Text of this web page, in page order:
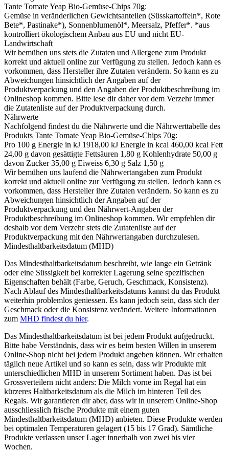
Tante Tomate Yeap Bio-Gemüse-Chips 70g:
Gemüse in veränderlichen Gewichtsanteilen (Süsskartoffeln*, Rote
Bete*, Pastinake*), Sonnenblumenöl*, Meersalz, Pfeffer*. *aus
kontrolliert ökologischem Anbau aus EU und nicht EU-
Landwirtschaft
Wir bemühen uns stets die Zutaten und Allergene zum Produkt
korrekt und aktuell online zur Verfügung zu stellen. Jedoch kann es
vorkommen, dass Hersteller ihre Zutaten verändern. So kann es zu
Abweichungen hinsichtlich der Angaben auf der
Produktverpackung und den Angaben der Produktbeschreibung im
Onlineshop kommen. Bitte lese dir daher vor dem Verzehr immer
die Zutatenliste auf der Produktverpackung durch.
Nährwerte
Nachfolgend findest du die Nährwerte und die Nährwerttabelle des
Produkts Tante Tomate Yeap Bio-Gemüse-Chips 70g:
Pro 100 g Energie in kJ 1918,00 kJ Energie in kcal 460,00 kcal Fett
24,00 g davon gesättigte Fettsäuren 1,80 g Kohlenhydrate 50,00 g
davon Zucker 35,00 g Eiweiss 6,30 g Salz 1,50 g
Wir bemühen uns laufend die Nährwertangaben zum Produkt
korrekt und aktuell online zur Verfügung zu stellen. Jedoch kann es
vorkommen, dass Hersteller ihre Zutaten verändern. So kann es zu
Abweichungen hinsichtlich der Angaben auf der
Produktverpackung und den Nährwert-Angaben der
Produktbeschreibung im Onlineshop kommen. Wir empfehlen dir
deshalb vor dem Verzehr stets die Zutatenliste auf der
Produktverpackung mit den Nährwertangaben durchzulesen.
Mindesthaltbarkeitsdatum (MHD)
Das Mindesthaltbarkeitsdatum beschreibt, wie lange ein Getränk
oder eine Süssigkeit bei korrekter Lagerung seine spezifischen
Eigenschaften behält (Farbe, Geruch, Geschmack, Konsistenz).
Nach Ablauf des Mindesthaltbarkeitsdatums kannst du das Produkt
weiterhin problemlos geniessen. Es kann jedoch sein, dass sich der
Geschmack oder die Konsistenz verändert. Weitere Informationen
zum MHD findest du hier.
Das Mindesthaltbarkeitsdatum ist bei jedem Produkt aufgedruckt.
Bitte habe Verständnis, dass wir es beim besten Willen in unserem
Online-Shop nicht bei jedem Produkt angeben können. Wir erhalten
täglich neue Artikel und so kann es sein, dass wir Produkte mit
unterschiedlichen MHD in unserem Sortiment haben. Das ist bei
Grossverteilern nicht anders: Die Milch vorne im Regal hat ein
kürzeres Haltbarkeitsdatum als die Milch im hinteren Teil des
Regals. Wir garantieren dir aber, dass wir in unserem Online-Shop
ausschliesslich frische Produkte mit einem guten
Mindesthaltbarkeitsdatum (MHD) anbieten. Diese Produkte werden
bei optimalen Temperaturen gelagert (15 bis 17 Grad). Sämtliche
Produkte verlassen unser Lager innerhalb von zwei bis vier
Wochen.